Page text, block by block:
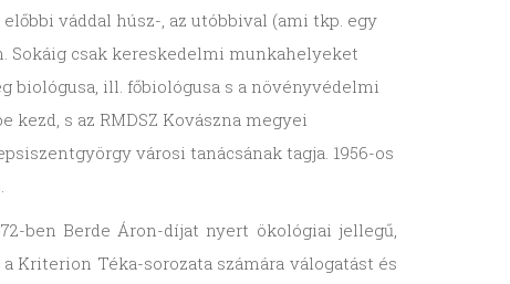
váddal húsz-, az utóbbival (ami tkp. egy
Sokáig csak kereskedelmi munkahelyeket
biológusa, ill. főbiológusa s a növényvédelmi
s az RMDSZ Kovászna megyei
városi tanácsának tagja. 1956-os
ben Berde Áron-díjat nyert ökológiai jellegű,
Kriterion Téka-sorozata számára válogatást és